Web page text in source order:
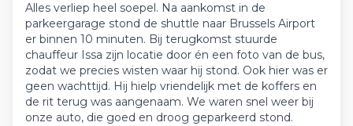
Alles verliep heel soepel. Na aankomst in de
parkeergarage stond de shuttle naar Brussels Airport
er binnen 10 minuten. Bij terugkomst stuurde
chauffeur Issa zijn locatie door én een foto van de bus,
zodat we precies wisten waar hij stond. Ook hier was er
geen wachttijd. Hij hielp vriendelijk met de koffers en
de rit terug was aangenaam. We waren snel weer bij
onze auto, die goed en droog geparkeerd stond.